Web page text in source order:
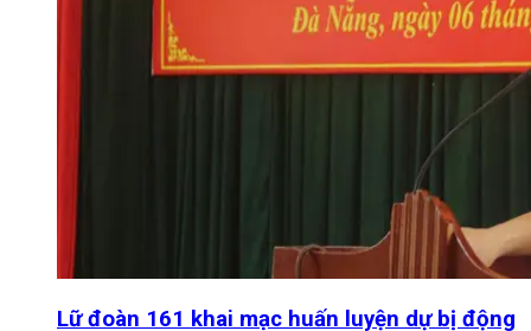
Lữ đoàn 161 khai mạc huấn luyện dự bị động